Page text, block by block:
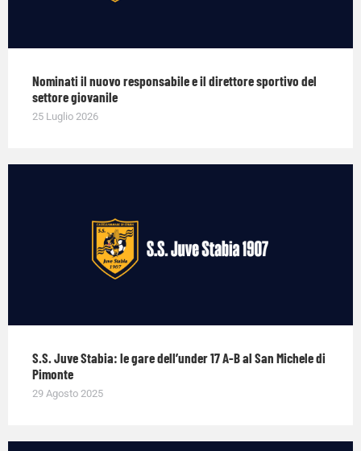
Nominati il nuovo responsabile e il direttore sportivo del
settore giovanile
25 Luglio 2026
S.S. Juve Stabia: le gare dell’under 17 A-B al San Michele di
Pimonte
29 Agosto 2025